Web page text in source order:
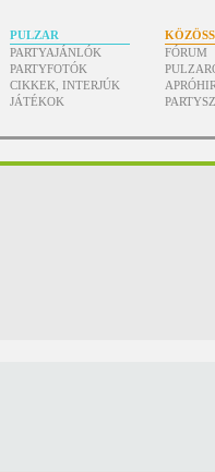
PULZAR
PARTYAJÁNLÓK
PARTYFOTÓK
CIKKEK, INTERJÚK
JÁTÉKOK
FÓRUM